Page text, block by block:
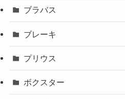
ブラバス
ブレーキ
プリウス
ボクスター